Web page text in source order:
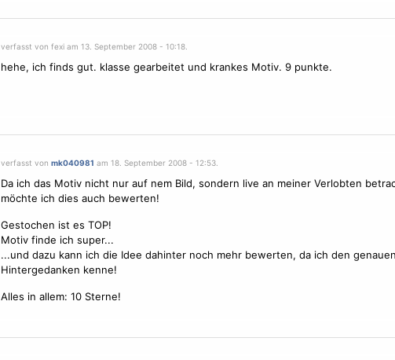
verfasst von fexi am 13. September 2008 - 10:18.
hehe, ich finds gut. klasse gearbeitet und krankes Motiv. 9 punkte.
verfasst von mk040981 am 18. September 2008 - 12:53.
Da ich das Motivnicht nur auf nem Bild, sondern live an meiner Verlobten
möchte ich dies auch bewerten!
Gestochen ist es TOP!
Motiv finde ich super...
...und dazu kann ich die Idee dahinter noch mehr bewerten, da ich den
Hintergedanken kenne!
Alles in allem: 10 Sterne!